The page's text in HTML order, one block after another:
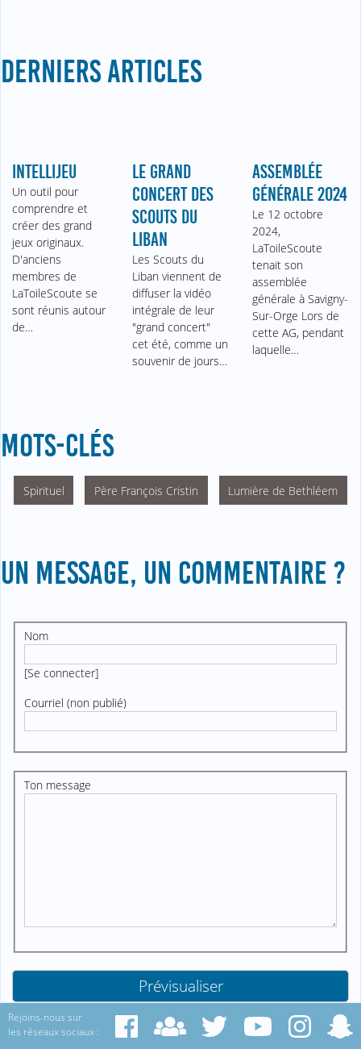
DERNIERS ARTICLES
INTELLIJEU
Un outil pour
comprendre et
créer des grand
jeux originaux.
D'anciens
membres de
LaToileScoute se
sont réunis autour
de…
LE GRAND
CONCERT DES
SCOUTS DU
LIBAN
Les Scouts du
Liban viennent de
diffuser la vidéo
intégrale de leur
"grand concert"
cet été, comme un
souvenir de jours…
ASSEMBLÉE
GÉNÉRALE 2024
Le 12 octobre
2024,
LaToileScoute
tenait son
assemblée
générale à Savigny-
Sur-Orge Lors de
cette AG, pendant
laquelle…
MOTS-CLÉS
Spirituel Père François Cristin Lumière de Bethléem
UN MESSAGE, UN COMMENTAIRE ?
Nom
[Se connecter]
Courriel (non publié)
Ton message
Rejoins-nous sur
les réseaux sociaux :